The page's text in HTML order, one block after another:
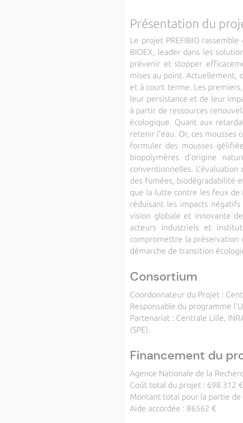
Présentation du
Le projet PREFIBIO
BIOEX, leader dans les
prévenir et stopper
mises au point. Actuellement,
et à court terme. Les
leur persistance et de leur
à partir de ressources
écologique. Quant aux
retenir l’eau. Or, ces mousses
formuler des mousses
biopolymères d’origine
conventionnelles.
des fumées, biodégradabilité
que la lutte contre les feux de
réduisant les impacts
vision globale et innovante
acteurs industriels et
compromettre la préservation
démarche de transition
Consortium
Coordonnateur du Projet :
Responsable du programme
Partenariat : Centrale Lille,
(SPE).
Financement du
Agence Nationale de la
Coût total du projet : 698 312 €
Montant total pour la partie de
Aide accordée : 86562 €